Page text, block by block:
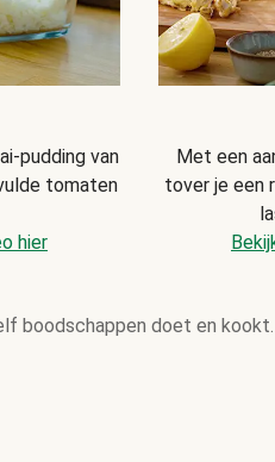
pudding van
tomaten
hier
Met een
tover je een
boodschappen doet en